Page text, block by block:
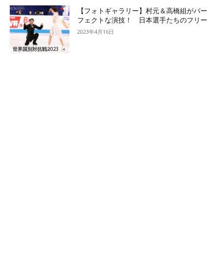
世界国別対抗戦2023
【フォトギャラリー】村元＆高橋組がパー
フェクトな演技！ 日本選手たちのフリー
2023年4月16日